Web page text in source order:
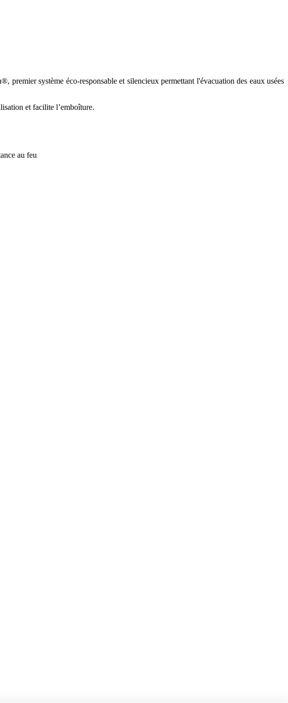
système éco-responsable et silencieux permettant l'évacuation des eaux usées
et facilite l’emboîture.
au feu